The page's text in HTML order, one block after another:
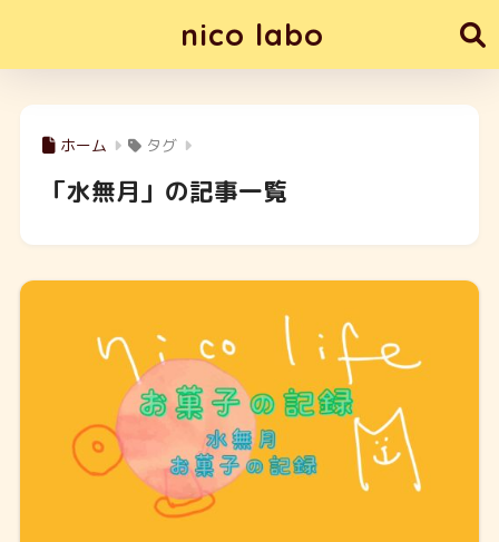
nico labo
ホーム タグ
「水無月」の記事一覧